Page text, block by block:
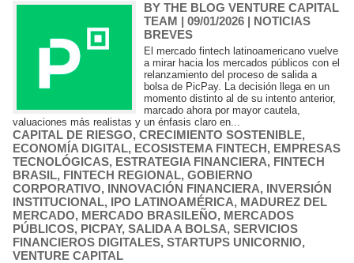
BY THE BLOG VENTURE CAPITAL
TEAM | 09/01/2026 | NOTICIAS
BREVES
El mercado fintech latinoamericano vuelve
a mirar hacia los mercados públicos con el
relanzamiento del proceso de salida a
bolsa de PicPay. La decisión llega en un
momento distinto al de su intento anterior,
marcado ahora por mayor cautela,
valuaciones más realistas y un énfasis claro en...
CAPITAL DE RIESGO, CRECIMIENTO SOSTENIBLE,
ECONOMÍA DIGITAL, ECOSISTEMA FINTECH, EMPRESAS
TECNOLÓGICAS, ESTRATEGIA FINANCIERA, FINTECH
BRASIL, FINTECH REGIONAL, GOBIERNO
CORPORATIVO, INNOVACIÓN FINANCIERA, INVERSIÓN
INSTITUCIONAL, IPO LATINOAMÉRICA, MADUREZ DEL
MERCADO, MERCADO BRASILEÑO, MERCADOS
PÚBLICOS, PICPAY, SALIDA A BOLSA, SERVICIOS
FINANCIEROS DIGITALES, STARTUPS UNICORNIO,
VENTURE CAPITAL